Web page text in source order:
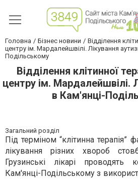
Головна Бізнес новини
Відділення
центру ім. Мардалейшвілі. Лікування
Подільському
Відділення клітинної
центру ім. Мардалейшвілі.
в Кам'янці-
Загальний розділ
Під терміном “клітинна терапія”
лікування різних хвороб
Грузинські лікарі проводять
Кам'янці-Подільському з